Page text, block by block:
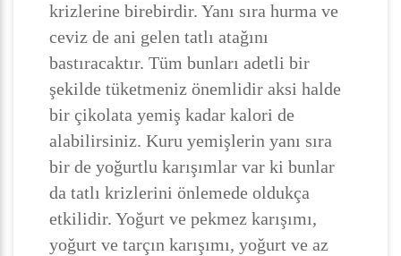
krizlerine birebirdir. Yanı sıra hurma ve
ceviz de ani gelen tatlı atağını
bastıracaktır. Tüm bunları adetli bir
şekilde tüketmeniz önemlidir aksi halde
bir çikolata yemiş kadar kalori de
alabilirsiniz. Kuru yemişlerin yanı sıra
bir de yoğurtlu karışımlar var ki bunlar
da tatlı krizlerini önlemede oldukça
etkilidir. Yoğurt ve pekmez karışımı,
yoğurt ve tarçın karışımı, yoğurt ve az